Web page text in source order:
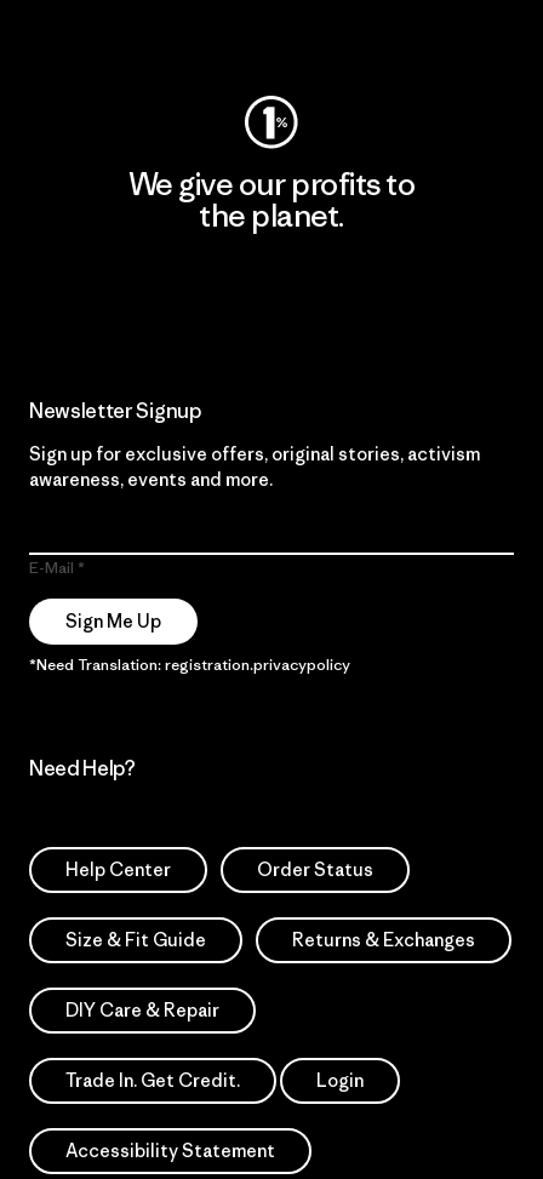
We give our profits to
the planet.
Newsletter Signup
Sign up for exclusive offers, original stories, activism
awareness, events and more.
E-Mail
Sign Me Up
*Need Translation: registration.privacypolicy
Need Help?
Help Center Order Status
Size & Fit Guide Returns & Exchanges
DIY Care & Repair
Trade In. Get Credit. Login
Accessibility Statement